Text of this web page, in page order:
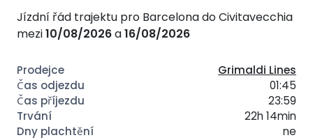
Jízdní řád trajektu pro Barcelona do Civitavecchia
mezi10/08/2026a16/08/2026
Grimaldi Lines
01:45
23:59
22h 14min
ne